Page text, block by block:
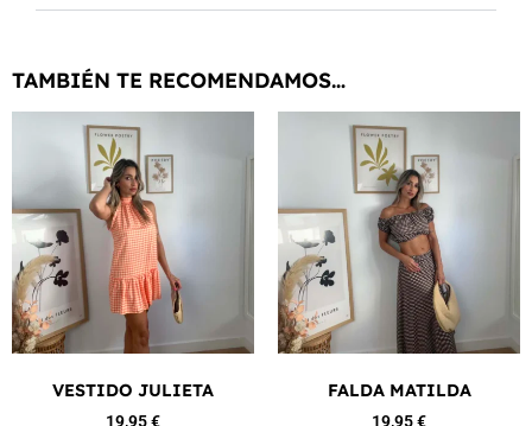
TAMBIÉN TE RECOMENDAMOS…
VESTIDO JULIETA
19,95€
FALDA MATILDA
19,95€